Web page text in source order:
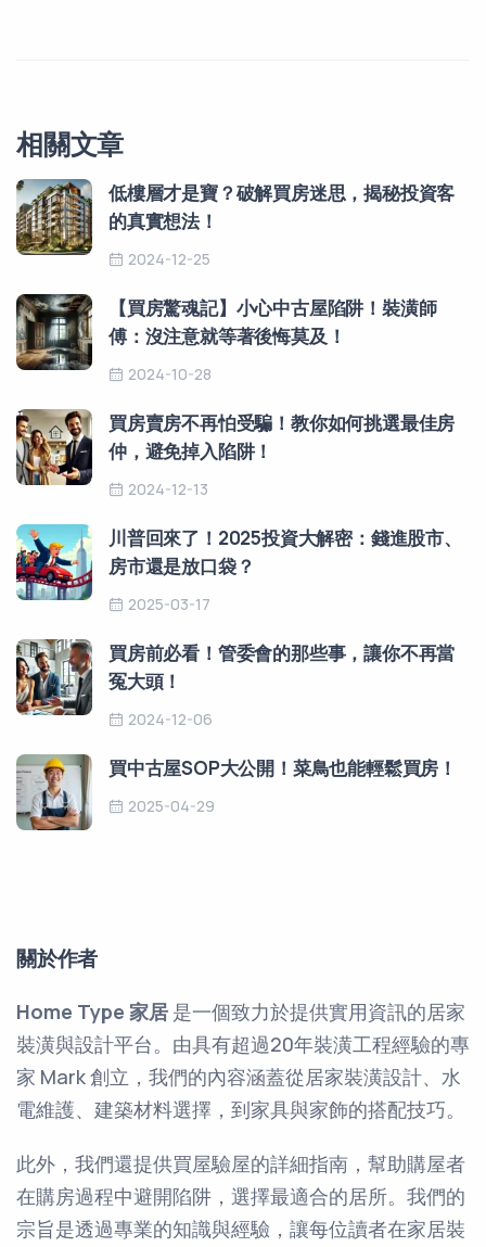
相關文章
低樓層才是寶？破解買房迷思，揭秘投資客
的真實想法！
2024-12-25
【買房驚魂記】小心中古屋陷阱！裝潢師
傅：沒注意就等著後悔莫及！
2024-10-28
買房賣房不再怕受騙！教你如何挑選最佳房
仲，避免掉入陷阱！
2024-12-13
川普回來了！2025投資大解密：錢進股市、
房市還是放口袋？
2025-03-17
買房前必看！管委會的那些事，讓你不再當
冤大頭！
2024-12-06
買中古屋SOP大公開！菜鳥也能輕鬆買房！
2025-04-29
關於作者
Home Type 家居 是一個致力於提供實用資訊的居家
裝潢與設計平台。由具有超過20年裝潢工程經驗的專
家 Mark 創立，我們的內容涵蓋從居家裝潢設計、水
電維護、建築材料選擇，到家具與家飾的搭配技巧。
此外，我們還提供買屋驗屋的詳細指南，幫助購屋者
在購房過程中避開陷阱，選擇最適合的居所。我們的
宗旨是透過專業的知識與經驗，讓每位讀者在家居裝